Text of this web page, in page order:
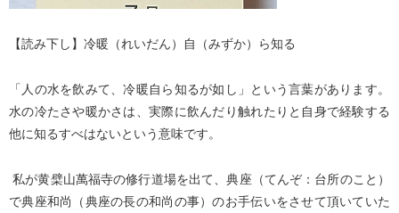
【読み下し】冷暖（れいだん）自（みずか）ら知る
「人の水を飲みて、冷暖自ら知るが如し」という言葉があります。
水の冷たさや暖かさは、実際に飲んだり触れたりと自身で経験する
他に知るすべはないという意味です。
私が黄檗山萬福寺の修行道場を出て、典座（てんぞ：台所のこと）
で典座和尚（典座の長の和尚の事）のお手伝いをさせて頂いていた